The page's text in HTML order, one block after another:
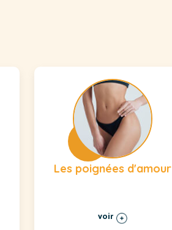
Les poignées d'amour
voir